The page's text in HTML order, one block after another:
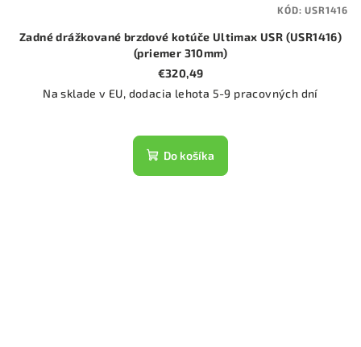
Zadné drážkované brzdové kotúče Ultimax USR (USR1416)
(priemer 310mm)
€320,49
Na sklade v EU, dodacia lehota 5-9 pracovných dní
Do košíka
KÓD:USR1416